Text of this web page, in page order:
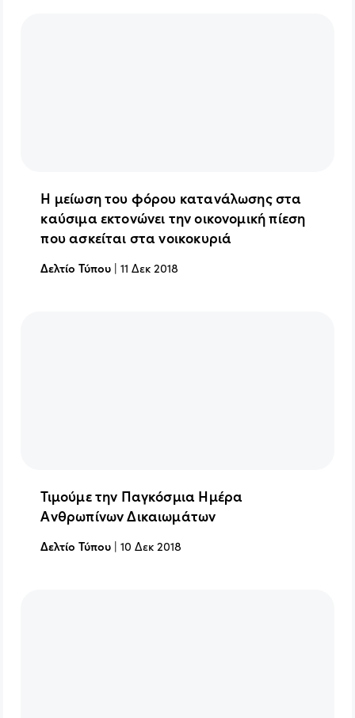
Η μείωση του φόρου κατανάλωσης στα
καύσιμα εκτονώνει την οικονομική πίεση
που ασκείται στα νοικοκυριά
Δελτίο Τύπου |11 Δεκ 2018
Τιμούμε την Παγκόσμια Ημέρα
Ανθρωπίνων Δικαιωμάτων
Δελτίο Τύπου |10 Δεκ 2018